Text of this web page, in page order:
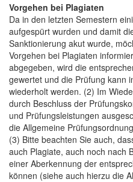
Vorgehen bei Plagiaten
Da in den letzten Semestern
aufgespürt wurden und damit
Sanktionierung akut wurde,
Vorgehen bei Plagiaten
abgegeben, wird die
gewertet und die Prüfung kann
wiederholt werden. (2) Im
durch Beschluss der
und Prüfungsleistungen
die Allgemeine
(3) Bitte beachten Sie auch,
auch Plagiate, auch noch nach
einer Aberkennung der
können (siehe auch hierzu die